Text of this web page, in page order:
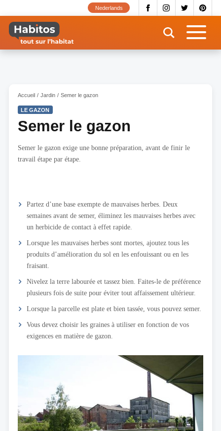
contenu
principal
Nederlands
Accueil Jardin Semer le gazon
LE GAZON
Semer le gazon
Semer le gazon exige une bonne préparation, avant de finir le
travail étape par étape.
Partez d’une base exempte de mauvaises herbes. Deux
semaines avant de semer, éliminez les mauvaises herbes avec
un herbicide de contact à effet rapide.
Lorsque les mauvaises herbes sont mortes, ajoutez tous les
produits d’amélioration du sol en les enfouissant ou en les
fraisant.
Nivelez la terre labourée et tassez bien. Faites-le de préférence
plusieurs fois de suite pour éviter tout affaissement ultérieur.
Lorsque la parcelle est plate et bien tassée, vous pouvez semer.
Vous devez choisir les graines à utiliser en fonction de vos
exigences en matière de gazon.